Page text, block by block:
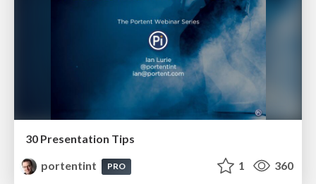
30 Presentation Tips
portentint
PRO 1 360